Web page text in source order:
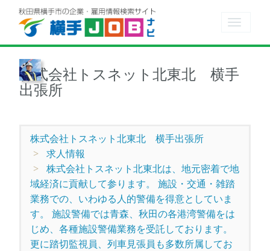
Toggle
株式会社トスネット北東北 横手
出張所
株式会社トスネット北東北 横手出張所
求人情報
株式会社トスネット北東北は、地元密着で地
域経済に貢献して参ります。 施設・交通・雑踏
業務での、いわゆる人的警備を得意としていま
す。 施設警備では青森、秋田の各港湾警備をは
じめ、各種施設警備業務を受託しております。
更に踏切監視員、列車見張員も多数所属してお